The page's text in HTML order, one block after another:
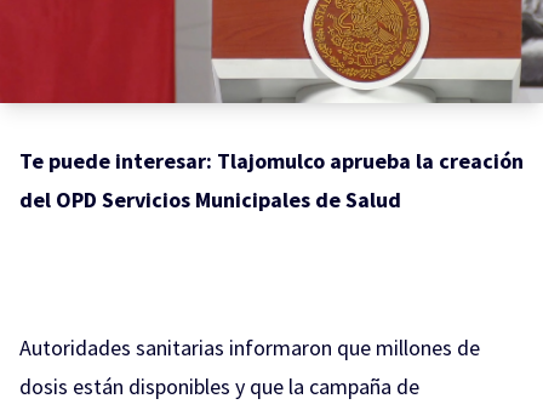
Te puede interesar: Tlajomulco aprueba la creación
del OPD Servicios Municipales de Salud
Autoridades sanitarias informaron que millones de
dosis están disponibles y que la campaña de